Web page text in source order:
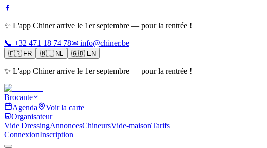
✨ L'app Chiner arrive le 1er septembre — pour la rentrée !
📞 +32 471 18 74 78✉ info@chiner.be
🇫🇷 FR 🇳🇱 NL 🇬🇧 EN
✨ L'app Chiner arrive le 1er septembre — pour la rentrée !
Brocante
Agenda
Voir la carte
Organisateur
Vide DressingAnnoncesChineursVide-maisonTarifs
ConnexionInscription